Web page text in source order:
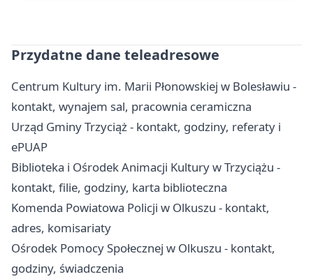
Przydatne dane teleadresowe
Centrum Kultury im. Marii Płonowskiej w Bolesławiu -
kontakt, wynajem sal, pracownia ceramiczna
Urząd Gminy Trzyciąż - kontakt, godziny, referaty i
ePUAP
Biblioteka i Ośrodek Animacji Kultury w Trzyciążu -
kontakt, filie, godziny, karta biblioteczna
Komenda Powiatowa Policji w Olkuszu - kontakt,
adres, komisariaty
Ośrodek Pomocy Społecznej w Olkuszu - kontakt,
godziny, świadczenia